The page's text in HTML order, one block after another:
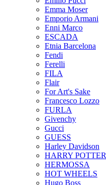
Emma Moser
Emporio Armani
Enni Marco
ESCADA
Etnia Barcelona
Fendi
Ferelli
FILA
Flair
For Art's Sake
Francesco Lozzo
FURLA
Givenchy
Gucci
GUESS
Harley Davidson
HARRY POTTER
HERMOSSA
HOT WHEELS
Hugo Boss